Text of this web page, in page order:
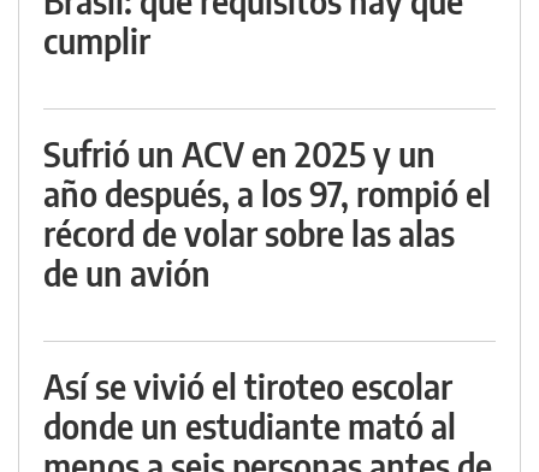
cumplir
Sufrió un ACV en 2025 y un
año después, a los 97, rompió el
récord de volar sobre las alas
de un avión
Así se vivió el tiroteo escolar
donde un estudiante mató al